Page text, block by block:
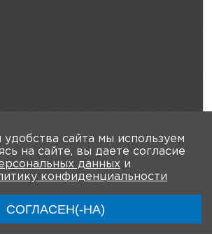
сайта мы используем
на сайте, вы даете согласие
данных и
конфиденциальности
СОГЛАСЕН(-НА)